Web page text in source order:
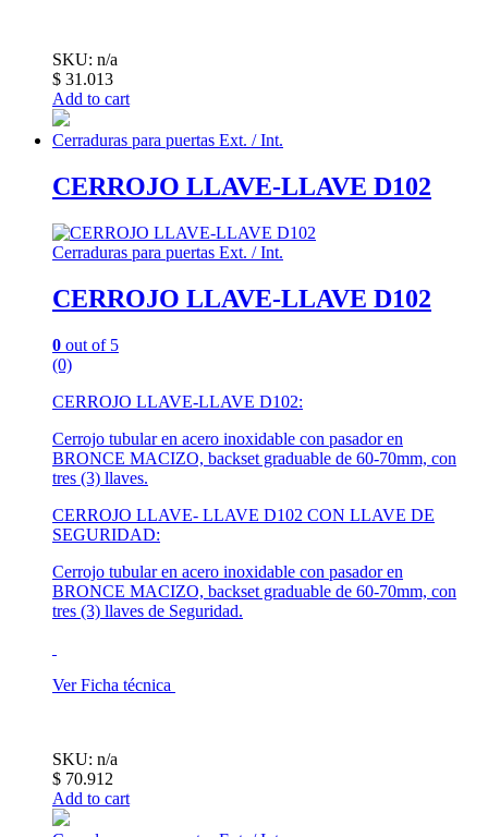
SKU: n/a
$ 31.013
Add to cart
Cerraduras para puertas Ext. / Int.
CERROJO LLAVE-LLAVE D102
Cerraduras para puertas Ext. / Int.
CERROJO LLAVE-LLAVE D102
0 out of 5
(0)
CERROJO LLAVE-LLAVE D102:
Cerrojo tubular en acero inoxidable con pasador en
BRONCE MACIZO, backset graduable de 60-70mm, con
tres (3) llaves.
CERROJO LLAVE- LLAVE D102 CON LLAVE DE
SEGURIDAD:
Cerrojo tubular en acero inoxidable con pasador en
BRONCE MACIZO, backset graduable de 60-70mm, con
tres (3) llaves de Seguridad.
Ver Ficha técnica
SKU: n/a
$ 70.912
Add to cart